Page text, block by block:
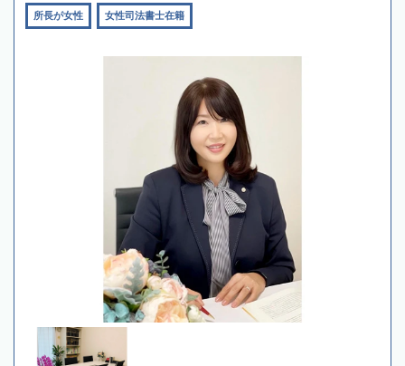
所長が女性 女性司法書士在籍